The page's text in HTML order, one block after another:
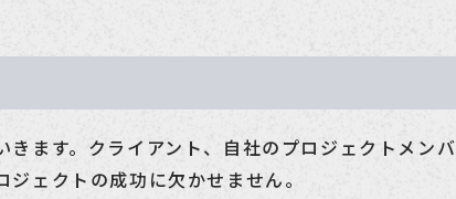
ます。クライアント、自社のプロジェクトメンバ
ェクトの成功に欠かせません。